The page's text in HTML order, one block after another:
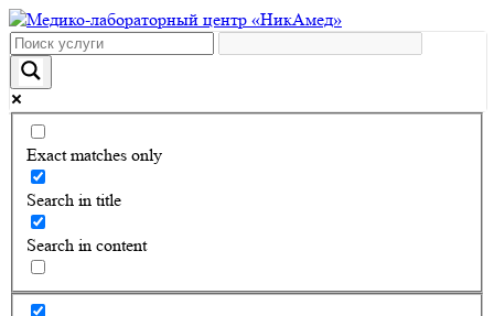
Exact matches only
Search in title
Search in content